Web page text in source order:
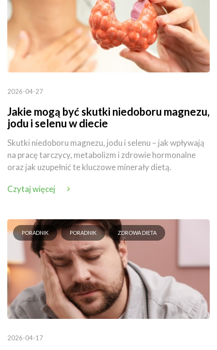
2026-04-27
Jakie mogą być skutki niedoboru magnezu,
jodu i selenu w diecie
Skutki niedoboru magnezu, jodu i selenu – jak wpływają
na pracę tarczycy, metabolizm i zdrowie hormonalne
oraz jak uzupełnić te kluczowe minerały dietą.
Czytaj więcej
PORADNIK PORADNIK ZDROWA DIETA
2026-04-17